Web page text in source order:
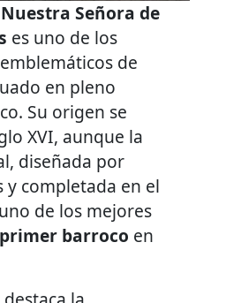
Señora de
es uno de los
de
en pleno
Su origen se
XVI, aunque la
diseñada por
y completada en el
de los mejores
primer barroco en